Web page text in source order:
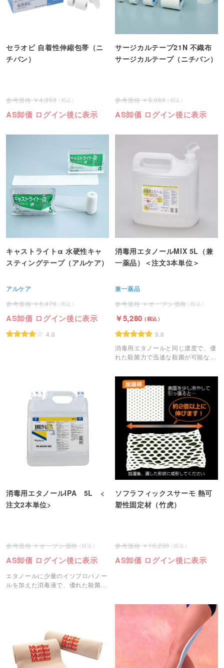
セラオビ 自着性伸縮包帯（ニ
チバン）
4,950
AS卸価 ログイン後に表示
サージカルテープ21N 不織布
サージカルテープ（ニチバン）
5,060
AS卸価 ログイン後に表示
キャストライトα 水硬性キャ
スティングテープ（アルケア）
アルケア
6,479
AS卸価 ログイン後に表示
4.0
消毒用エタノールMIX 5L（兼
一薬品）＜注文3本単位＞
兼一薬品
オープン価格
5,280
5.0
消毒用エタノールと同じ濃度で、優
れた殺菌力で迅速な殺菌が可能な消
消毒用エタノールIPA 5L <
注文2本単位>
オープン価格
AS卸価 ログイン後に表示
エタノールに少量のイソプロパノー
ルを加えた消毒液で、優れた殺菌力
ソフラフィックスサーモ 熱可
塑性固定材（竹虎）
10,230
AS卸価 ログイン後に表示